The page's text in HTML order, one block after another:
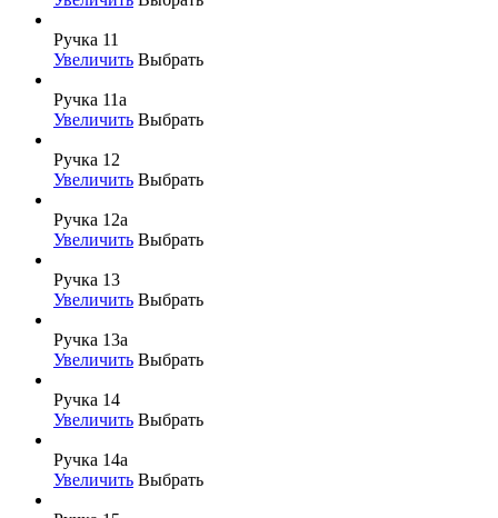
Ручка 11
Увеличить Выбрать
Ручка 11а
Увеличить Выбрать
Ручка 12
Увеличить Выбрать
Ручка 12а
Увеличить Выбрать
Ручка 13
Увеличить Выбрать
Ручка 13а
Увеличить Выбрать
Ручка 14
Увеличить Выбрать
Ручка 14а
Увеличить Выбрать